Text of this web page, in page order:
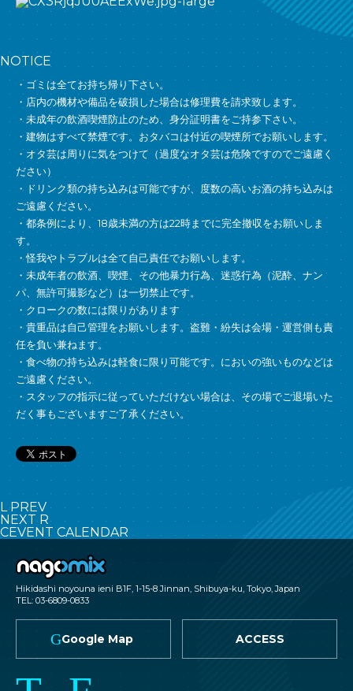
NOTICE
・ゴミは全てお持ち帰り下さい。
・店内の機材や備品を破損した場合は修理費を請求致します。
・未成年の飲酒喫煙防止のため、身分証明書をご持参下さい。
・建物はすべて禁煙です。おタバコは付近の喫煙所でお願いします。
・オタ芸は周りに気をつけて（過度なオタ芸は危険ですのでご遠慮く
ださい）
・ドリンク類の持ち込みは可能ですが、度数の高いお酒の持ち込みは
ご遠慮ください。
・都条例により、18歳未満の方は22時までに完全撤収をお願いしま
す。
・怪我やトラブルは全て自己責任でお願いします。
・未成年者の飲酒、喫煙、その他暴力行為、迷惑行為（泥酔、ナン
パ、無許可撮影など）は一切禁止です。
・クロークの数には限りがあります
・貴重品は自己管理をお願いします。盗難・紛失は会場・運営側も責
任を負い兼ねます。
・食べ物の持ち込みは軽食に限り可能です。においの強いものなどは
ご遠慮ください。
・スタッフの指示に従っていただけない場合は、その場でご退場いた
だく事もございますご了承ください。
LPREV
NEXTR
CEVENT CALENDAR
nagomix
Hikidashi noyouna ieni B1F, 1-15-8 Jinnan, Shibuya-ku, Tokyo, Japan
TEL: 03-6809-0833
GGoogle Map ACCESS